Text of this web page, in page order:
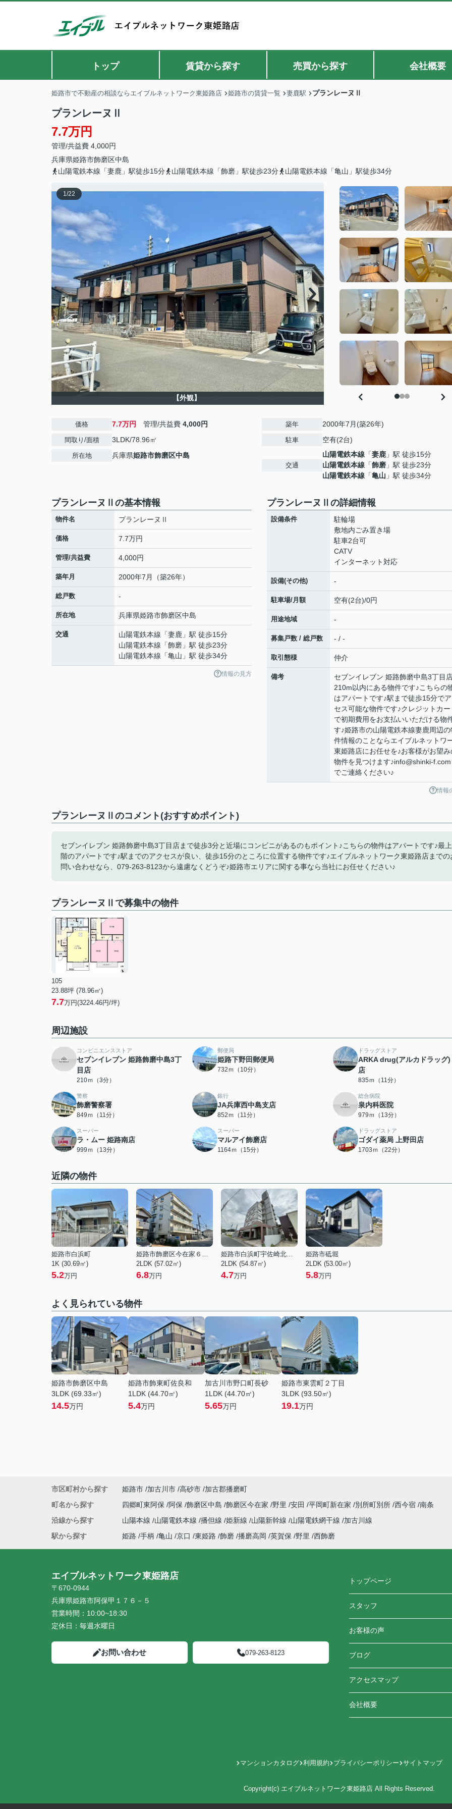
トップ 賃貸から探す 売買から探す 会社概要
姫路市で不動産の相談ならエイブルネットワーク東姫路店 姫路市の賃貸一覧 妻鹿駅 プランレーヌⅡ
プランレーヌⅡ
7.7万円
管理/共益費 4,000円
兵庫県姫路市飾磨区中島
山陽電鉄本線「妻鹿」駅徒歩15分
山陽電鉄本線「飾磨」駅徒歩23分 山陽電鉄本線「亀山」駅徒歩34分
1/22
【外観】
価格 7.7万円 管理/共益費 4,000円
間取り/面積 3LDK/78.96㎡
所在地 兵庫県姫路市飾磨区中島
築年 2000年7月(築26年)
駐車 空有(2台)
交通
山陽電鉄本線 「妻鹿 」駅 徒歩15分
山陽電鉄本線 「飾磨 」駅 徒歩23分
山陽電鉄本線 「亀山 」駅 徒歩34分
プランレーヌⅡの基本情報
物件名 プランレーヌⅡ
価格 7.7万円
管理/共益費 4,000円
築年月 2000年7月（築26年）
総戸数 -
所在地 兵庫県姫路市飾磨区中島
交通 山陽電鉄本線 「妻鹿 」駅 徒歩15分
山陽電鉄本線 「飾磨 」駅 徒歩23分
山陽電鉄本線 「亀山 」駅 徒歩34分
情報の見方
プランレーヌⅡの詳細情報
設備条件
駐輪場
敷地内ごみ置き場
駐車2台可
CATV
インターネット対応
設備(その他) -
駐車場/月額 空有(2台)/0円
用途地域 -
募集戸数 / 総戸数 - / -
取引態様 仲介
備考
セブンイレブン 姫路飾磨中島3丁目
210m以内にある物件です♪こちらの
はアパートです♪駅まで徒歩15分で
セス可能な物件です♪クレジットカー
で初期費用をお支払いいただける物
す♪姫路市の山陽電鉄本線妻鹿周辺の
件情報のことならエイブルネットワ
東姫路店にお任せを♪お客様がお望み
物件を見つけます♪info@shinki-
でご連絡ください♪
情報
プランレーヌⅡのコメント(おすすめポイント)
セブンイレブン 姫路飾磨中島3丁目店まで徒歩3分と近場にコンビニがあるのもポイント♪こちらの物件はアパートです♪最上
階のアパートです♪駅までのアクセスが良い、徒歩15分のところに位置する物件です♪エイブルネットワーク東姫路店までの
問い合わせなら、079-263-8123から遠慮なくどうぞ♪姫路市エリアに関する事なら当社にお任せください♪
プランレーヌⅡで募集中の物件
105
23.88坪 (78.96㎡)
7.7万円(3224.46円/坪)
周辺施設
コンビニエンスストア
セブンイレブン 姫路飾磨中島3丁
目店
210ｍ（3分）
郵便局
姫路下野田郵便局
732ｍ（10分）
ドラッグストア
ARKA drug(アルカドラッグ)
店
835ｍ（11分）
警察
飾磨警察署
849ｍ（11分）
銀行
JA兵庫西中島支店
852ｍ（11分）
総合病院
泉内科医院
979ｍ（13分）
スーパー
ラ・ムー 姫路南店
999ｍ（13分）
スーパー
マルアイ飾磨店
1164ｍ（15分）
ドラッグストア
ゴダイ薬局 上野田店
1703ｍ（22分）
近隣の物件
姫路市白浜町
1K (30.69㎡)
5.2万円
姫路市飾磨区今在家６丁目
2LDK (57.02㎡)
6.8万円
姫路市白浜町宇佐崎北１丁目
2LDK (54.87㎡)
4.7万円
姫路市砥堀
2LDK (53.00㎡)
5.8万円
よく見られている物件
姫路市飾磨区中島
3LDK (69.33㎡)
14.5万円
姫路市飾東町佐良和
1LDK (44.70㎡)
5.4万円
加古川市野口町長砂
1LDK (44.70㎡)
5.65万円
姫路市東雲町２丁目
3LDK (93.50㎡)
19.1万円
市区町村から探す 姫路市 加古川市 高砂市 加古郡播磨町
町名から探す
四郷町東阿保 阿保 飾磨区中島 飾磨区今在家 野里 安田 平岡町新在家 別所町別所 西今宿 南条
沿線から探す
山陽本線 山陽電鉄本線 播但線 姫新線 山陽新幹線 山陽電鉄網干線
加古川線
駅から探す
姫路 手柄 亀山 京口 東姫路 飾磨 播磨高岡 英賀保 野里 西飾磨
エイブルネットワーク東姫路店
〒670-0944
兵庫県姫路市阿保甲１７６－５
営業時間： 10:00~18:30
定休日： 毎週水曜日
お問い合わせ 079-263-8123
トップページ
スタッフ
お客様の声
ブログ
アクセスマップ
会社概要
マンションカタログ 利用規約 プライバシーポリシー サイトマップ
Copyright(c) エイブルネットワーク東姫路店 All Rights Reserved.